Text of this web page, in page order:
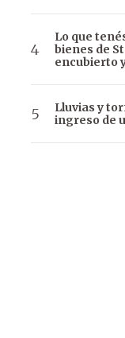
Lo que
bienes de
encubierto
Lluvias y
ingreso de